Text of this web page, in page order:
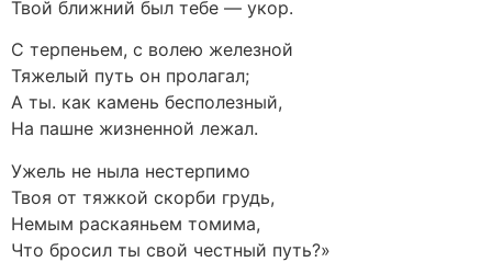
Твой ближний был тебе — укор.
С терпеньем, с волею железной
Тяжелый путь он пролагал;
А ты. как камень бесполезный,
На пашне жизненной лежал.
Ужель не ныла нестерпимо
Твоя от тяжкой скорби грудь,
Немым раскаяньем томима,
Что бросил ты свой честный путь?»